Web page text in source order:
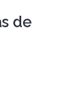
de